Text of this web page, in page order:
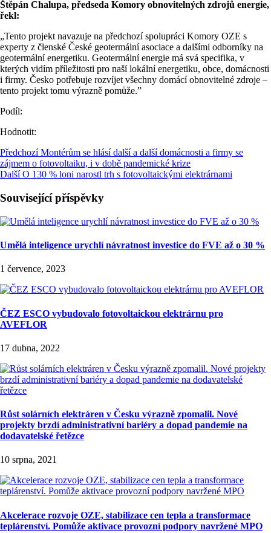
Štěpán Chalupa, předseda Komory obnovitelných zdrojů energie,
řekl:
„Tento projekt navazuje na předchozí spolupráci Komory OZE s
experty z členské České geotermální asociace a dalšími odborníky na
geotermální energetiku. Geotermální energie má svá specifika, v
kterých vidím příležitosti pro naší lokální energetiku, obce, domácnosti
i firmy. Česko potřebuje rozvíjet všechny domácí obnovitelné zdroje –
tento projekt tomu výrazně pomůže.”
Podíl:
Hodnotit:
Předchozí Montérům se hlásí další a další domácnosti a firmy se
zájmem o fotovoltaiku, i v době pandemické krize
Další O 130 % loni narostl trh s fotovoltaickými elektrárnami
Související příspěvky
Umělá inteligence urychlí návratnost investice do FVE až o 30 %
1 července, 2023
ČEZ ESCO vybudovalo fotovoltaickou elektrárnu pro
AVEFLOR
17 dubna, 2022
Růst solárních elektráren v Česku výrazně zpomalil. Nové
projekty brzdí administrativní bariéry a dopad pandemie na
dodavatelské řetězce
10 srpna, 2021
Akcelerace rozvoje OZE, stabilizace cen tepla a transformace
teplárenství. Pomůže aktivace provozní podpory navržené MPO